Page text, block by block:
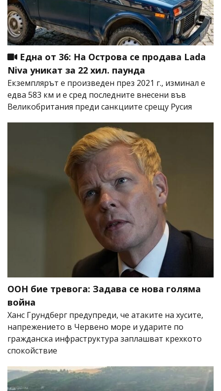
Една от 36: На Острова се продава Lada
Niva уникат за 22 хил. паунда
Екземплярът е произведен през 2021 г., изминал е
едва 583 км и е сред последните внесени във
Великобритания преди санкциите срещу Русия
ООН бие тревога: Задава се нова голяма
война
Ханс Грундберг предупреди, че атаките на хусите,
напрежението в Червено море и ударите по
гражданска инфраструктура заплашват крехкото
спокойствие